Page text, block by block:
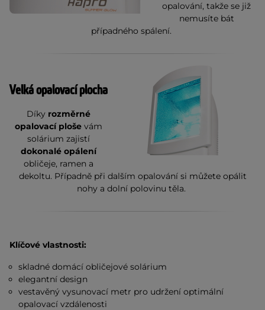
opalování, takže se již
nemusíte bát
případného spálení.
Velká opalovací plocha
Díky rozměrné
opalovací ploše vám
solárium zajistí
dokonalé opálení
obličeje, ramen a
dekoltu. Případně při dalším opalování si můžete opálit
nohy a dolní polovinu těla.
Klíčové vlastnosti:
skladné domácí obličejové solárium
elegantní design
vestavěný vysunovací metr pro udržení optimální
opalovací vzdálenosti